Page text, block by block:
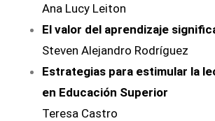
Ana Lucy Leiton
El valor del aprendizaje
Steven Alejandro Rodríguez
Estrategias para estimular la
en Educación Superior
Teresa Castro